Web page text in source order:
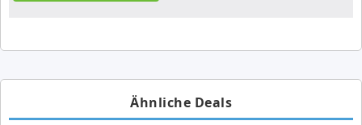
Ähnliche Deals